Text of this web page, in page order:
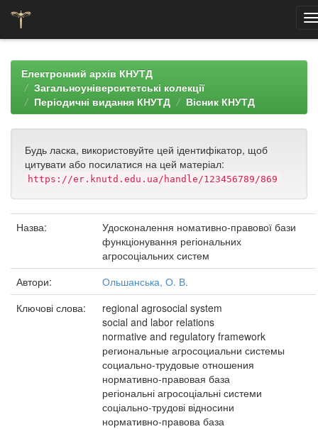
navigationЕлектронний архів КНУТД
Загальноуніверситетські колекції
Періодичні видання КНУТД
Вісник КНУТД
Будь ласка, використовуйте цей ідентифікатор, щоб
цитувати або посилатися на цей матеріал:
https://er.knutd.edu.ua/handle/123456789/869
Назва:
Удосконалення номативно-правової бази
функціонування регіональних
агросоціальних систем
Автори:
Ольшанська, О. В.
Ключові слова:
regional agrosocial system
social and labor relations
normative and regulatory framework
региональные агросоциальни системы
социально-трудовые отношения
нормативно-правовая база
регіональні агросоціальні системи
соціально-трудові відносини
нормативно-правова база